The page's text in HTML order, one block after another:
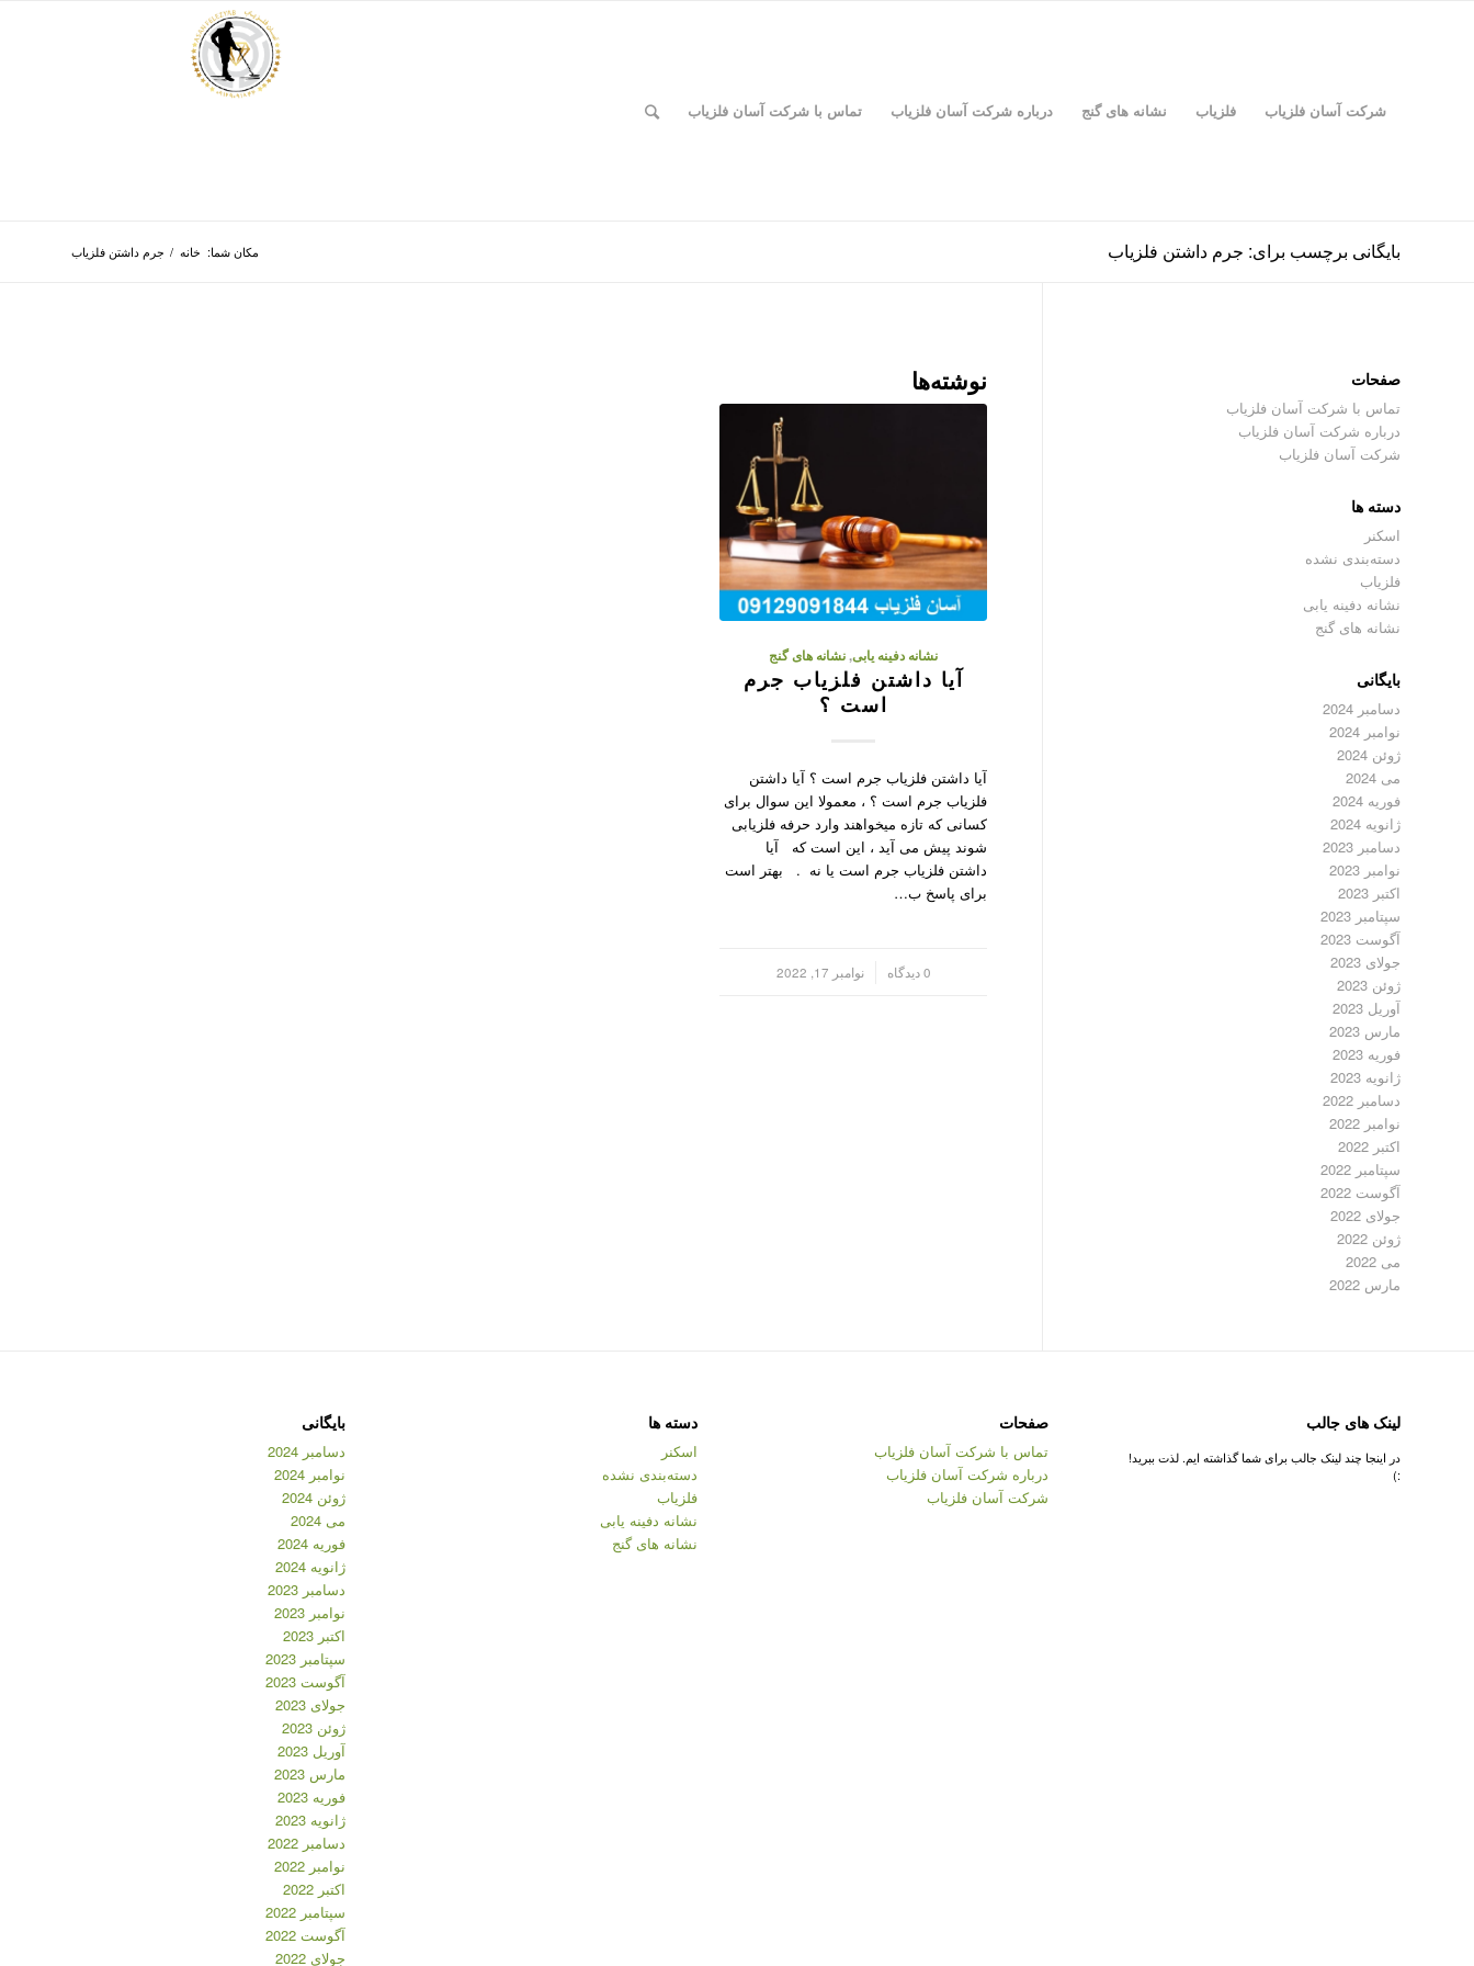
شرکت آسان فلزیاب فلزیاب نشانه های گنج درباره شرکت آسان فلزیاب تماس با شرکت آسان فلزیاب
بایگانی برچسب برای: جرم داشتن فلزیاب مکان شما: خانه / جرم داشتن فلزیاب
نوشته‌ها
نشانه دفینه یابی,نشانه های گنج
آیا داشتن فلزیاب جرم
است ؟
آیا داشتن فلزیاب جرم است ؟ آیا داشتن
فلزیاب جرم است ؟ ، معمولا این سوال برای
کسانی که تازه میخواهند وارد حرفه فلزیابی
شوند پیش می آید ، این است که آیا
داشتن فلزیاب جرم است یا نه . بهتر است
برای پاسخ ب…
0 دیدگاه نوامبر 17, 2022
صفحات
تماس با شرکت آسان فلزیاب
درباره شرکت آسان فلزیاب
شرکت آسان فلزیاب
دسته ها
اسکنر
دسته‌بندی نشده
فلزیاب
نشانه دفینه یابی
نشانه های گنج
بایگانی
دسامبر 2024
نوامبر 2024
ژوئن 2024
می 2024
فوریه 2024
ژانویه 2024
دسامبر 2023
نوامبر 2023
اکتبر 2023
سپتامبر 2023
آگوست 2023
جولای 2023
ژوئن 2023
آوریل 2023
مارس 2023
فوریه 2023
ژانویه 2023
دسامبر 2022
نوامبر 2022
اکتبر 2022
سپتامبر 2022
آگوست 2022
جولای 2022
ژوئن 2022
می 2022
مارس 2022
لینک های جالب
در اینجا چند لینک جالب برای شما گذاشته ایم. لذت ببرید!
:)
صفحات
تماس با شرکت آسان فلزیاب
درباره شرکت آسان فلزیاب
شرکت آسان فلزیاب
دسته ها
اسکنر
دسته‌بندی نشده
فلزیاب
نشانه دفینه یابی
نشانه های گنج
بایگانی
دسامبر 2024
نوامبر 2024
ژوئن 2024
می 2024
فوریه 2024
ژانویه 2024
دسامبر 2023
نوامبر 2023
اکتبر 2023
سپتامبر 2023
آگوست 2023
جولای 2023
ژوئن 2023
آوریل 2023
مارس 2023
فوریه 2023
ژانویه 2023
دسامبر 2022
نوامبر 2022
اکتبر 2022
سپتامبر 2022
آگوست 2022
جولای 2022